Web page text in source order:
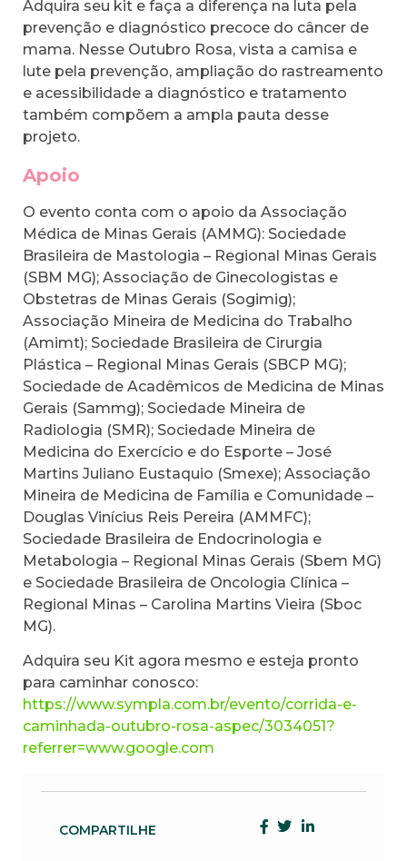
Adquira seu kit e faça a diferença na luta pela
prevenção e diagnóstico precoce do câncer de
mama. Nesse Outubro Rosa, vista a camisa e
lute pela prevenção, ampliação do rastreamento
e acessibilidade a diagnóstico e tratamento
também compõem a ampla pauta desse
projeto.
Apoio
O evento conta com o apoio da Associação
Médica de Minas Gerais (AMMG): Sociedade
Brasileira de Mastologia – Regional Minas Gerais
(SBM MG); Associação de Ginecologistas e
Obstetras de Minas Gerais (Sogimig);
Associação Mineira de Medicina do Trabalho
(Amimt); Sociedade Brasileira de Cirurgia
Plástica – Regional Minas Gerais (SBCP MG);
Sociedade de Acadêmicos de Medicina de Minas
Gerais (Sammg); Sociedade Mineira de
Radiologia (SMR); Sociedade Mineira de
Medicina do Exercício e do Esporte – José
Martins Juliano Eustaquio (Smexe); Associação
Mineira de Medicina de Família e Comunidade –
Douglas Vinícius Reis Pereira (AMMFC);
Sociedade Brasileira de Endocrinologia e
Metabologia – Regional Minas Gerais (Sbem MG)
e Sociedade Brasileira de Oncologia Clínica –
Regional Minas – Carolina Martins Vieira (Sboc
MG).
Adquira seu Kit agora mesmo e esteja pronto
para caminhar conosco:
https://www.sympla.com.br/evento/corrida-e-
caminhada-outubro-rosa-aspec/3034051?
referrer=www.google.com
COMPARTILHE